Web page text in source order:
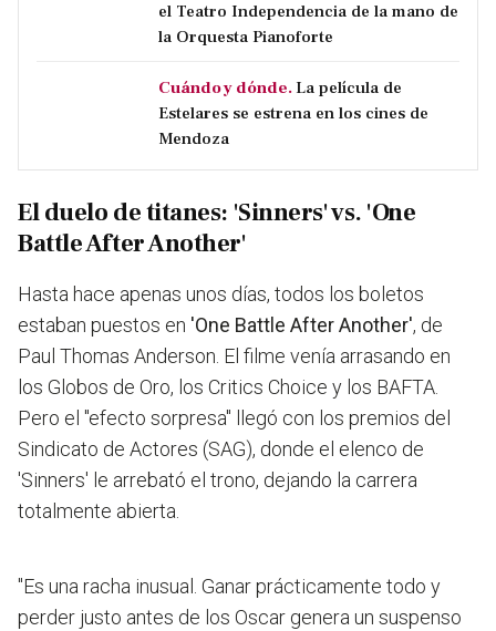
el Teatro Independencia de la mano de
la Orquesta Pianoforte
Cuándo y dónde. La película de
Estelares se estrena en los cines de
Mendoza
El duelo de titanes: 'Sinners' vs. 'One
Battle After Another'
Hasta hace apenas unos días, todos los boletos
estaban puestos en 'One Battle After Another', de
Paul Thomas Anderson. El filme venía arrasando en
los Globos de Oro, los Critics Choice y los BAFTA.
Pero el "efecto sorpresa" llegó con los premios del
Sindicato de Actores (SAG), donde el elenco de
'Sinners' le arrebató el trono, dejando la carrera
totalmente abierta.
"Es una racha inusual. Ganar prácticamente todo y
perder justo antes de los Oscar genera un suspenso